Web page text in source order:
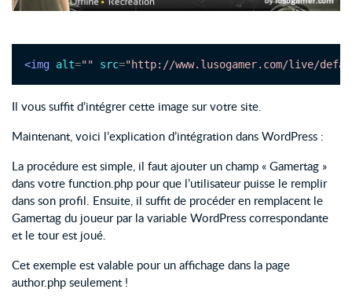
<img alt="" src="http://www.lusogamer.com/live/
Il vous suffit d’intégrer cette image sur votre site.
Maintenant, voici l’explication d’intégration dans WordPress :
La procédure est simple, il faut ajouter un champ « Gamertag »
dans votre function.php pour que l’utilisateur puisse le remplir
dans son profil. Ensuite, il suffit de procéder en remplacent le
Gamertag du joueur par la variable WordPress correspondante
et le tour est joué.
Cet exemple est valable pour un affichage dans la page
author.php seulement !